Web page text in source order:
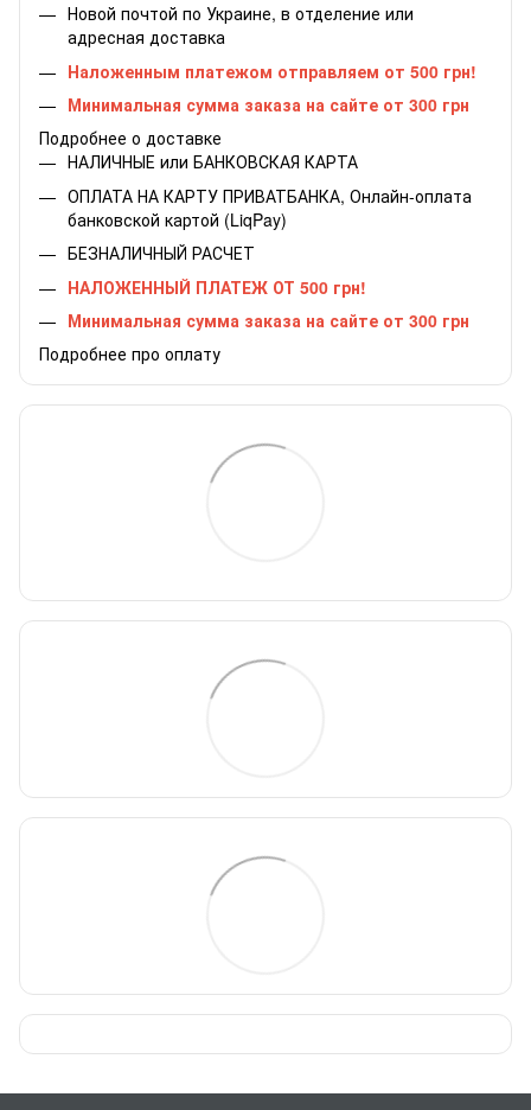
Новой почтой по Украине, в отделение или
адресная доставка
Наложенным платежом отправляем от 500 грн!
Минимальная сумма заказа на сайте от 300 грн
Подробнее о доставке
НАЛИЧНЫЕ или БАНКОВСКАЯ КАРТА
ОПЛАТА НА КАРТУ ПРИВАТБАНКА, Онлайн-оплата
банковской картой (LiqPay)
БЕЗНАЛИЧНЫЙ РАСЧЕТ
НАЛОЖЕННЫЙ ПЛАТЕЖ ОТ 500 грн!
Минимальная сумма заказа на сайте от 300 грн
Подробнее про оплату